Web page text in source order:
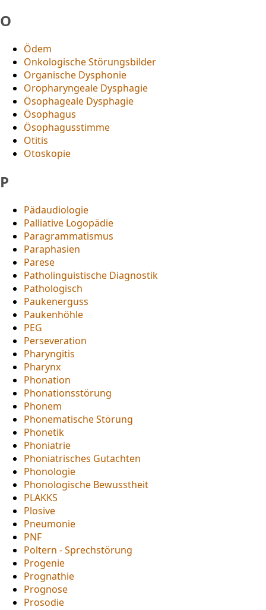
O
Ödem
Onkologische Störungsbilder
Organische Dysphonie
Oropharyngeale Dysphagie
Ösophageale Dysphagie
Ösophagus
Ösophagusstimme
Otitis
Otoskopie
P
Pädaudiologie
Palliative Logopädie
Paragrammatismus
Paraphasien
Parese
Patholinguistische Diagnostik
Pathologisch
Paukenerguss
Paukenhöhle
PEG
Perseveration
Pharyngitis
Pharynx
Phonation
Phonationsstörung
Phonem
Phonematische Störung
Phonetik
Phoniatrie
Phoniatrisches Gutachten
Phonologie
Phonologische Bewusstheit
PLAKKS
Plosive
Pneumonie
PNF
Poltern - Sprechstörung
Progenie
Prognathie
Prognose
Prosodie